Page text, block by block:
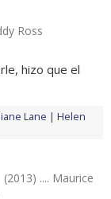
Ross
hizo que el
Lane
Helen
(2013) .... Maurice